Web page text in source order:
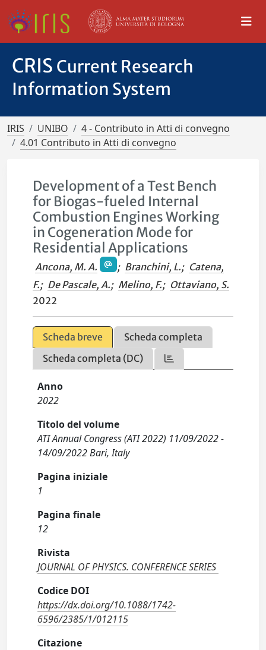
CRIS Current Research
Information System
IRIS UNIBO
4 - Contributo in Atti di convegno
4.01 Contributo in Atti di convegno
Development of a Test Bench
for Biogas-fueled Internal
Combustion Engines Working
in Cogeneration Mode for
Residential Applications
Ancona, M. A. ; Branchini, L.; Catena,
F.; De Pascale, A.; Melino, F.; Ottaviano, S.
2022
Scheda breve
Scheda completa
Scheda completa (DC)
Anno
2022
Titolo del volume
ATI Annual Congress (ATI 2022) 11/09/2022 -
14/09/2022 Bari, Italy
Pagina iniziale
1
Pagina finale
12
Rivista
JOURNAL OF PHYSICS. CONFERENCE SERIES
Codice DOI
https://dx.doi.org/10.1088/1742-
6596/2385/1/012115
Citazione